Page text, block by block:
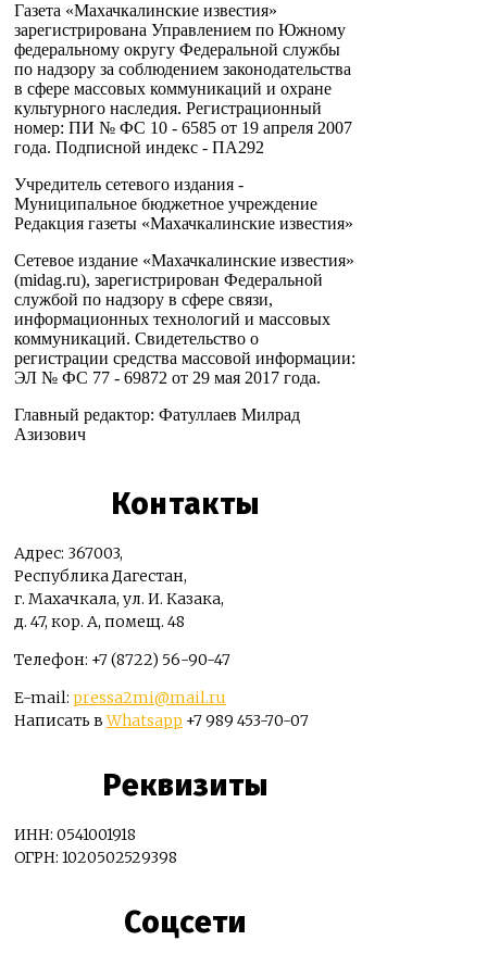
Газета «Махачкалинские известия»
зарегистрирована Управлением по Южному
федеральному округу Федеральной службы
по надзору за соблюдением законодательства
в сфере массовых коммуникаций и охране
культурного наследия. Регистрационный
номер: ПИ № ФС 10 - 6585 от 19 апреля 2007
года. Подписной индекс - ПА292
Учредитель сетевого издания -
Муниципальное бюджетное учреждение
Редакция газеты «Махачкалинские известия»
Сетевое издание «Махачкалинские известия»
(midag.ru), зарегистрирован Федеральной
службой по надзору в сфере связи,
информационных технологий и массовых
коммуникаций. Свидетельство о
регистрации средства массовой информации:
ЭЛ № ФС 77 - 69872 от 29 мая 2017 года.
Главный редактор: Фатуллаев Милрад
Азизович
Контакты
Адрес: 367003,
Республика Дагестан,
г. Махачкала, ул. И. Казака,
д. 47, кор. А, помещ. 48
Телефон: +7 (8722) 56-90-47
E-mail: pressa2mi@mail.ru
Написать вWhatsapp +7 989 453-70-07
Реквизиты
ИНН: 0541001918
ОГРН: 1020502529398
Соцсети